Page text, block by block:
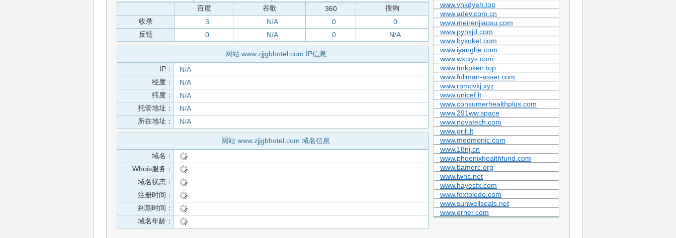
百度
谷歌 360
搜狗
收录
3 N/A 0
0
反链
0 N/A 0 N/A
网站 www.zjjgbhotel.com IP信息
IP：
N/A
经度：
N/A
纬度：
N/A
托管地址：
N/A
所在地址：
N/A
网站 www.zjjgbhotel.com 域名信息
域名：
Whois服务：
域名状态：
注册时间：
到期时间：
域名年龄：
www.vhkdyeh.top
www.adev.com.cn
www.meirenjiaosu.com
www.pyhxjd.com
www.bykoket.com
www.iyanghe.com
www.wxtxys.com
www.tmkpken.top
www.fullman-asset.com
www.rpmcvkj.xyz
www.unicef.lt
www.consumerhealthplus.com
www.291ww.space
www.novatech.com
www.grill.lt
www.medmonic.com
www.18nj.cn
www.phoenixhealthfund.com
www.bamerc.org
www.lwhs.net
www.hayesfx.com
www.foxtoledo.com
www.sunwellseals.net
www.erher.com